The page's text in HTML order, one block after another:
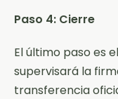
Paso 4: Cierre
El último paso es
supervisará la
transferencia